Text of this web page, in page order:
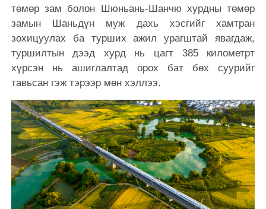
төмөр зам болон Шюньань-Шанчю хурдны төмөр
замын Шаньдүн муж дахь хэсгийг хамтран
зохицуулах ба турших ажил урагштай явагдаж,
туршилтын дээд хурд нь цагт 385 километрт
хүрсэн нь ашиглалтад орох бат бөх суурийг
тавьсан гэж тэрээр мөн хэллээ.